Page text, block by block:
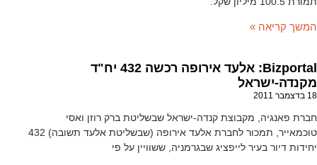
המשך קריאה »
Bizportal: אלעד אירופה רכשה 432 יח"ד
מקנדה-ישראל
18 בדצמבר 2011
חברת פאנגיה, מקבוצת קנדה-ישראל שבשליטת ברק רוזן ואסי
טוכמאייר, תמכור לחברת אלעד אירופה (שבשליטת אלעד תשובה) 432
יחידות דיור בעיר לייפציג שבגרמניה, ששוויין על פי